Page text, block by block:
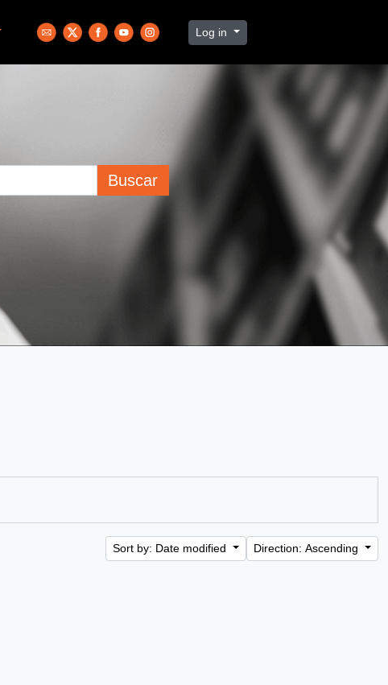
Log in
Buscar
Sort by: Date modified Direction: Ascending